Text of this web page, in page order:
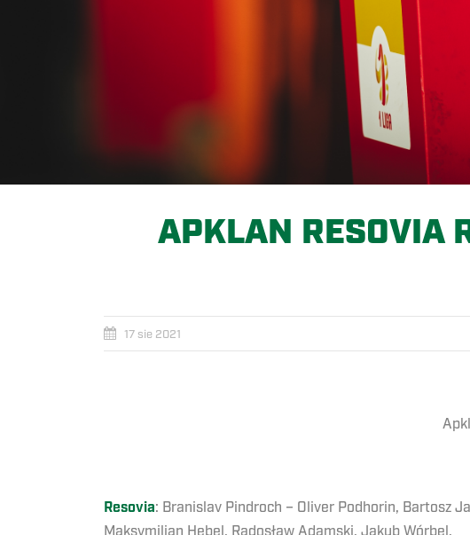
APKLAN RESOVIA
17 sie 2021
Resovia: Branislav Pindroch – Oliver Podhorin, Bartosz